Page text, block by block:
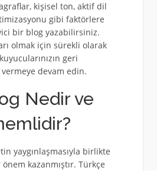
kişisel ton, aktif dil
gibi faktörlere
bir blog yazabilirsiniz.
olmak için sürekli olarak
geri
devam edin.
Nedir ve
yaygınlaşmasıyla birlikte
kazanmıştır. Türkçe